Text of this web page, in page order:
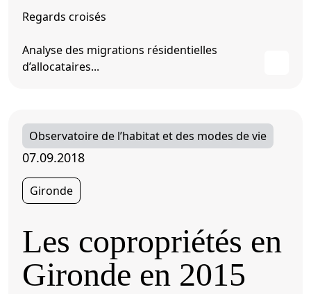
Regards croisés
Analyse des migrations résidentielles
d’allocataires...
Observatoire de l’habitat et des modes de vie
07.09.2018
Gironde
Les copropriétés en
Gironde en 2015